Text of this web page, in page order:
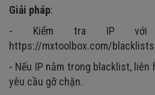
Giải pháp:
- Kiểm tra IP với
https://mxtoolbox.com/
- Nếu IP nằm trong blacklist, liên
yêu cầu gỡ chặn.